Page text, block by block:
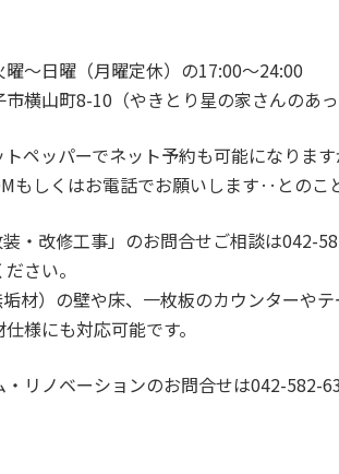
〜日曜（月曜定休）の17:00〜24:00
横山町8-10（やきとり星の家さんのあっ
ペッパーでネット予約も可能になりま
もしくはお電話でお願いします‥との
装・改修工事」のお問合せご相談は042-
さい。
垢材）の壁や床、一枚板のカウンターや
様にも対応可能です。
リノベーションのお問合せは042-582-